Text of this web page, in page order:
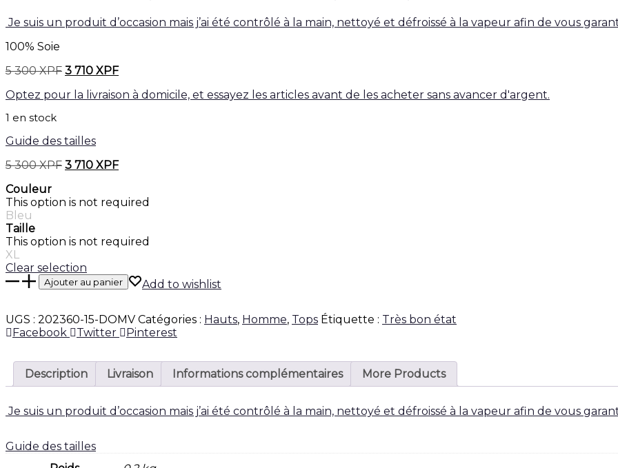
Je suis un produit d’occasion mais j’ai été contrôlé à la main, nettoyé et défroissé à la vapeur afin de vous
100% Soie
5 300XPF Le
initial
300 XPF.
3 710 XPFLe
actuel
Optez pour la livraison à domicile, et essayez les articles avant de les acheter sans avancer d'argent.
1 en stock
Guide des tailles
5 300XPF Le
était :
3 710 XPFLe
est :
Couleur
This option is not required
Bleu
Taille
This option is not required
XL
Clear selection
quantité
coupe
droite
soie
poche
poitrine
motif
Ajouter au panier Add to wishlist
UGS : 202360-15-DOMV Catégories : Hauts, Homme, Tops Étiquette : Très bon état
Share
Facebook Twitter Pinterest
Description Livraison Informations complémentaires More Products
Je suis un produit d’occasion mais j’ai été contrôlé à la main, nettoyé et défroissé à la vapeur afin de vous
Guide des tailles